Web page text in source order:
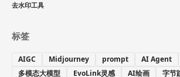
去水印工具
标签
AIGC Midjourney prompt AI Agent
多模态大模型
EvoLink灵感 AI绘画 字节